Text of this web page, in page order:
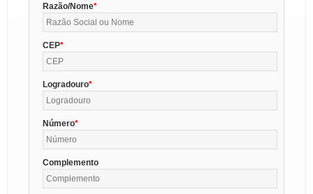
Razão/Nome
CEP
Logradouro
Número
Complemento